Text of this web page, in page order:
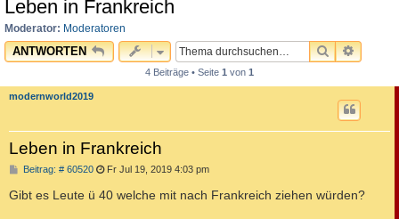
Leben in Frankreich
Moderator: Moderatoren
ANTWORTEN SUCHE
4 Beiträge • Seite 1 von 1
modernworld2019
Leben in Frankreich
Beitrag: # 60520B
i
t
Fr Jul 19, 2019 4:03 pm
Gibt es Leute ü 40 welche mit nach Frankreich ziehen würden?